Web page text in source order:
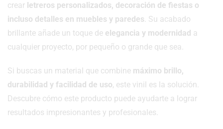
crear letreros personalizados, decoración de fiestas o
incluso detalles en muebles y paredes . Su acabado
brillante añade un toque de elegancia y modernidad a
cualquier proyecto, por pequeño o grande que sea.
Si buscas un material que combine máximo brillo,
durabilidad y facilidad de uso, este vinil es la solución.
Descubre cómo este producto puede ayudarte a lograr
resultados impresionantes y profesionales.